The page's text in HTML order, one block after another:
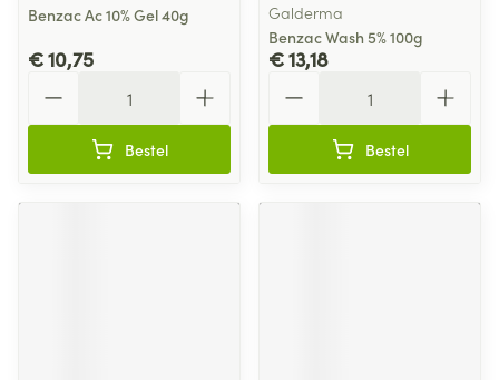
Benzac Ac 10% Gel 40g
€ 10,75
Bestel
Galderma
Benzac Wash 5% 100g
€ 13,18
Bestel